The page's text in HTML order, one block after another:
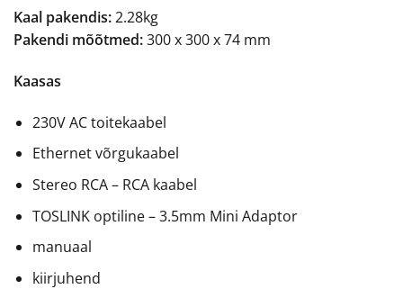
Kaal pakendis:2.28kg
Pakendi mõõtmed:300 x 300 x 74 mm
Kaasas
230V AC toitekaabel
Ethernet võrgukaabel
Stereo RCA – RCA kaabel
TOSLINK optiline – 3.5mm Mini Adaptor
manuaal
kiirjuhend